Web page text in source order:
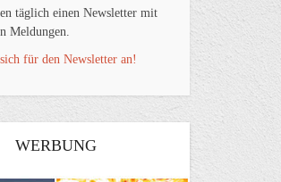
täglich einen Newsletter mit
Meldungen.
für den Newsletter an!
WERBUNG